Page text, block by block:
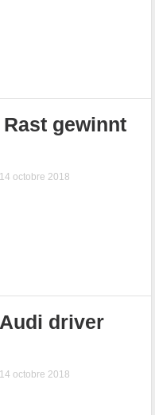
gewinnt
octobre 2018
driver
octobre 2018